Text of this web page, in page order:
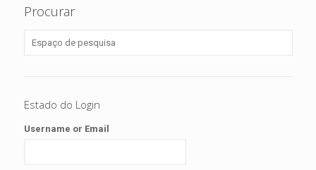
Procurar
Estado do Login
Username or Email